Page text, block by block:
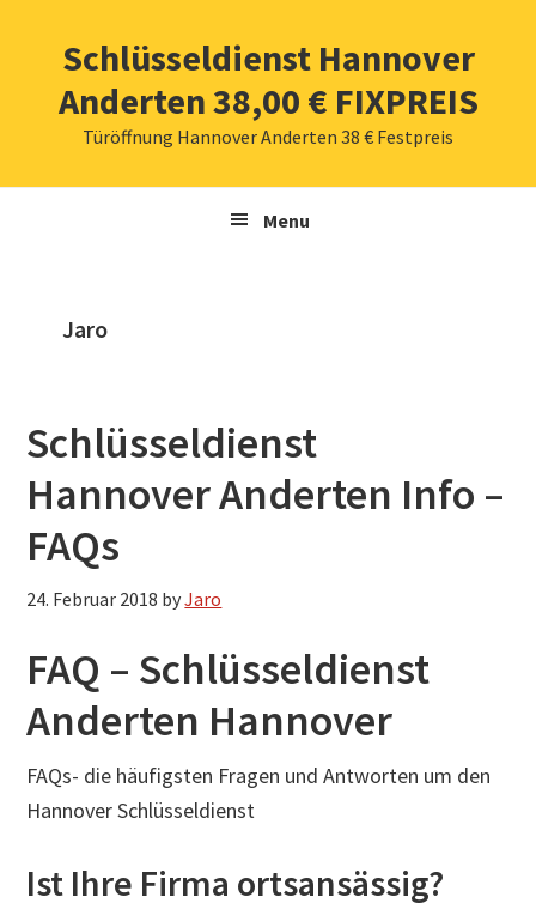
Hauptnavigation
springen
springen
Seitenspalte
springen
Fußzeile
springen
Schlüsseldienst Hannover
Anderten 38,00 € FIXPREIS
Türöffnung Hannover Anderten 38 € Festpreis
Menu
Jaro
Schlüsseldienst
Hannover Anderten Info –
FAQs
24. Februar 2018 byJaro
FAQ – Schlüsseldienst
Anderten Hannover
FAQs- die häufigsten Fragen und Antworten um den
Hannover Schlüsseldienst
Ist Ihre Firma ortsansässig?